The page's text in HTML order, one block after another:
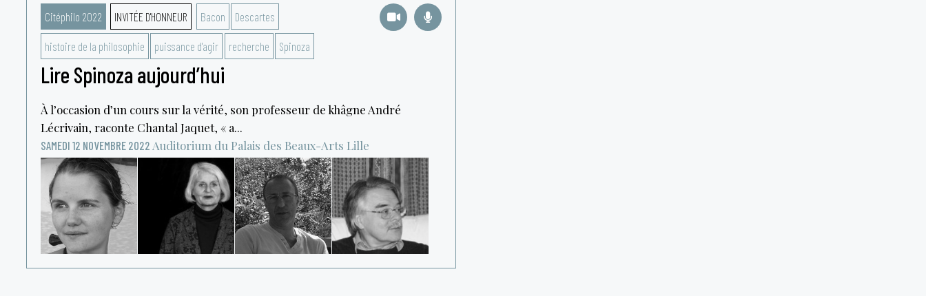
Citéphilo 2022 INVITÉE D'HONNEUR Bacon Descartes
histoire de la philosophie puissance d'agir recherche Spinoza
Lire Spinoza aujourd’hui
À l’occasion d’un cours sur la vérité, son professeur de khâgne André
Lécrivain, raconte Chantal Jaquet, « a...
SAMEDI 12 NOVEMBRE 2022 Auditorium du Palais des Beaux-Arts Lille